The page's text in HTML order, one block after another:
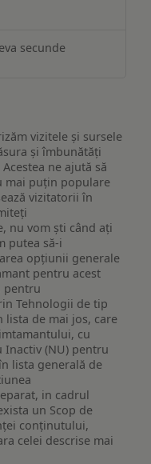
secunde
vizitele și sursele
și îmbunătăți
ne ajută să
mai puțin populare
vizitatorii în
nu vom ști când ați
putea să-i
opțiunii generale
pentru acest
pentru
Tehnologii de tip
lista de mai jos, care
cu
(NU) pentru
lista generală de
in cadrul
un Scop de
conținutului,
celei descrise mai